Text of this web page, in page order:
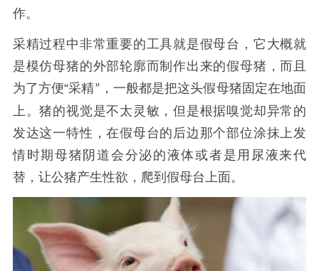
作。
采精过程中非常重要的工具就是假母台，它大概就
是模仿母猪的外部轮廓而制作出来的假母猪，而且
为了方便“采精” ，一般都是把这头假母猪固定在地面
上。猪的视觉是不太灵敏，但是根据嗅觉却异常的
发达这一特性，在假母台的后边那个部位涂抹上发
情时期母猪阴道会分泌的液体或者是用尿液来代
替，让公猪产生性欲，爬到假母台上面。